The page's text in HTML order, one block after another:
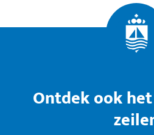
Ontdek ook